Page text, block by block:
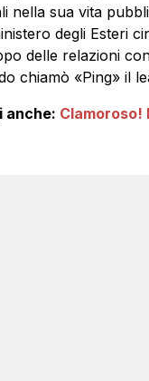
nella sua vita
degli Esteri
delle relazioni
chiamò «Ping» il
anche: Clamoroso!